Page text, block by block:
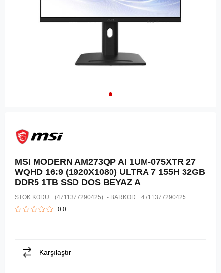
MSI MODERN AM273QP AI 1UM-075XTR 27
WQHD 16:9 (1920X1080) ULTRA 7 155H 32GB
DDR5 1TB SSD DOS BEYAZ A
STOK KODU (4711377290425) BARKOD : 4711377290425
0.0
Karşılaştır